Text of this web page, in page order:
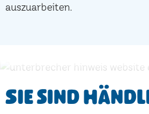
auszuarbeiten.
Sie sind